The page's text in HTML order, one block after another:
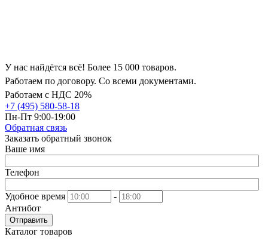
У нас найдётся всё! Более 15 000 товаров.
Работаем по договору. Со всеми документами.
Работаем с НДС 20%
+7 (495) 580-58-18
Пн-Пт 9:00-19:00
Обратная связь
Заказать обратный звонок
Ваше имя
Телефон
Удобное время
-
Антибот
Отправить
Каталог товаров